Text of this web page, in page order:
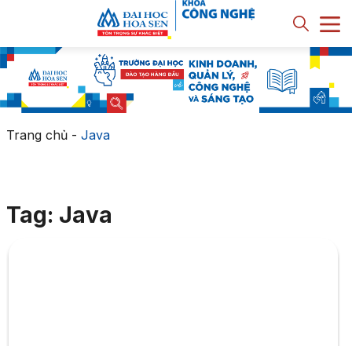
Trang chủ- Java
Tag: Java